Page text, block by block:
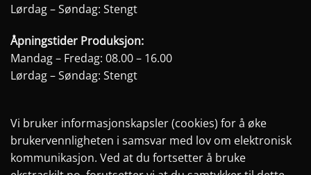
Lørdag – Søndag: Stengt
Åpningstider Produksjon:
Mandag – Fredag: 08.00 – 16.00
Lørdag – Søndag: Stengt
Vi bruker informasjonskapsler (cookies) for å øke
brukervennligheten i samsvar med lov om elektronisk
kommunikasjon. Ved at du fortsetter å bruke